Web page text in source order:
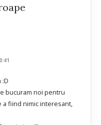
bucuram noi pentru
a fiind nimic interesant,